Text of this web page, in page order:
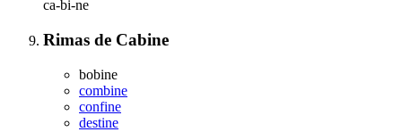
ca-bi-ne
Rimas de Cabine
bobine
combine
confine
destine